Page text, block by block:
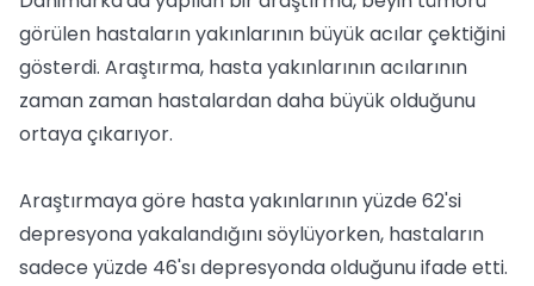
görülen hastaların yakınlarının büyük acılar çektiğini
gösterdi. Araştırma, hasta yakınlarının acılarının
zaman zaman hastalardan daha büyük olduğunu
ortaya çıkarıyor.
Araştırmaya göre hasta yakınlarının yüzde 62'si
depresyona yakalandığını söylüyorken, hastaların
sadece yüzde 46'sı depresyonda olduğunu ifade etti.